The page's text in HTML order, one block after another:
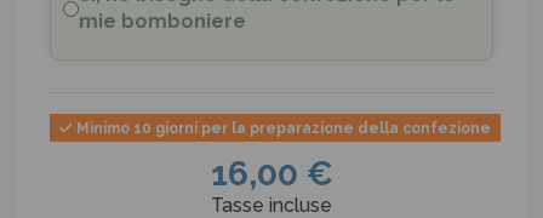
mie bomboniere
Minimo 10 giorni per la preparazione della confezione
16,00 €
Tasse incluse